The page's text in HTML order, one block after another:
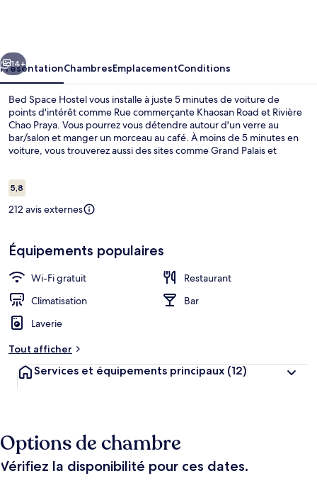
Suivant
14+
PrésentationChambresEmplacementConditions
Bed Space Hostel vous installe à juste 5 minutes de voiture de
points d'intérêt comme Rue commerçante Khaosan Road et Rivière
Chao Praya. Vous pourrez vous détendre autour d'un verre au
bar/salon et manger un morceau au café. À moins de 5 minutes en
voiture, vous trouverez aussi des sites comme Grand Palais et
Avis
voyageurs
5,85,8 sur 10
212 avis externes
Équipements populaires
Wi-Fi gratuit
Restaurant
Climatisation
Bar
Laverie
Tout afficher
Services et équipements principaux (12)
Options de chambre
Vérifiez la disponibilité pour ces dates.